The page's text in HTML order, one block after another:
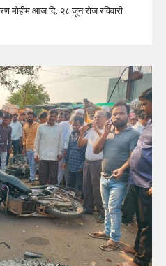
मोहीम आज दि. २८ जून रोज रविवारी